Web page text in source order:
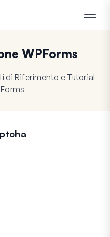
WPForms
di Riferimento e Tutorial